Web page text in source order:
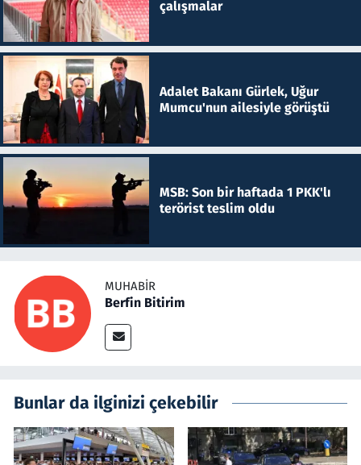
çalışmalar
Adalet Bakanı Gürlek, Uğur
Mumcu'nun ailesiyle görüştü
MSB: Son bir haftada 1 PKK'lı
terörist teslim oldu
MUHABIR
Berfin Bitirim
Bunlar da ilginizi çekebilir